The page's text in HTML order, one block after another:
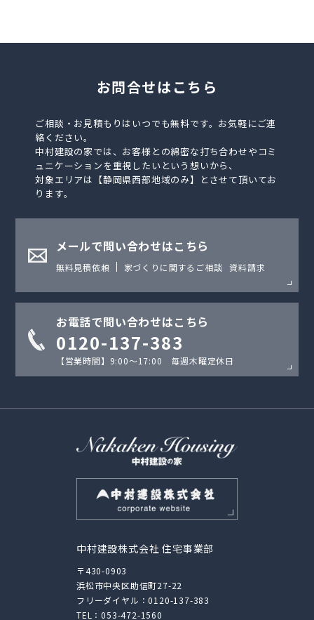
お問合せはこちら
ご相談・お見積もりはいつでも無料です。お気軽にご連
絡ください。
中村建設の家では、お客様との綿密な打ち合わせやコミ
ュニケーションを重視したいという想いから、
対象エリアは【静岡県西部地域のみ】とさせて頂いてお
ります。
メールで問い合わせはこちら
無料見積依頼 家づくりに関するご相談 資料請求
お電話で問い合わせはこちら
0120-137-383
【営業時間】9:00〜17:00 毎週木曜定休日
中村建設株式会社 住宅事業部
〒430-0903
浜松市中央区助信町27-22
フリーダイヤル：0120-137-383
TEL：053-472-1560